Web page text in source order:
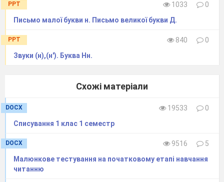
умінь за змістом
22.
Поняття «речення»,
елементів.
23.
позначення його
PPT 1033
0
Письмо малої букви н. Письмо великої букви Д.
PPT 840
0
Звуки (н),(н'). Буква Нн.
Схожі матеріали
DOCX 19533
0
Списування 1 клас 1 семестр
DOCX 9516
5
Малюнкове тестування на початковому етапі навчання
читанню